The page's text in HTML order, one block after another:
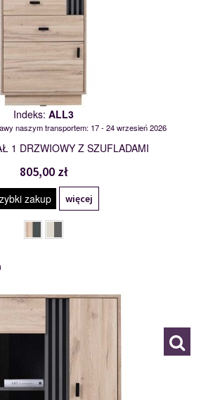
Indeks: ALL3
naszym transportem: 17 - 24 wrzesień 2026
1 DRZWIOWY Z SZUFLADAMI
805,00 zł
zakup więcej